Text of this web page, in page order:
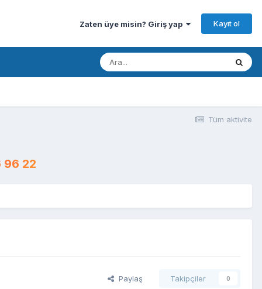
Zaten üye misin? Giriş yap Kayıt ol
Tüm aktivite
96 22
Paylaş Takipçiler 0